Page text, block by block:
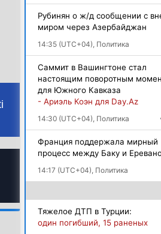
Рубинян о ж/д сообщении с
миром через Азербайджан
14:35 (UTC+04), Политика
Саммит в Вашингтоне стал
настоящим поворотным
для Южного Кавказа
- Ариэль Коэн для Day.Az
14:30 (UTC+04), Политика
Франция поддержала мирный
процесс между Баку и
14:17 (UTC+04), Политика
Тяжелое ДТП в Турции:
один погибший, 15 раненых